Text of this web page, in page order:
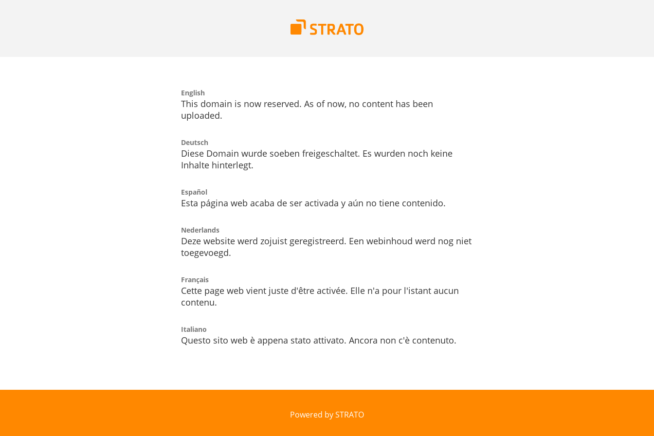
English
This domain is now reserved. As of now, no content has been
uploaded.
Deutsch
Diese Domain wurde soeben freigeschaltet. Es wurden noch keine
Inhalte hinterlegt.
Español
Esta página web acaba de ser activada y aún no tiene contenido.
Nederlands
Deze website werd zojuist geregistreerd. Een webinhoud werd nog niet
toegevoegd.
Français
Cette page web vient juste d'être activée. Elle n'a pour l'istant aucun
contenu.
Italiano
Questo sito web è appena stato attivato. Ancora non c'è contenuto.
Powered by STRATO